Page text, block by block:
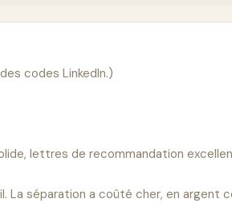
codes LinkedIn.)
lettres de recommandation
La séparation a coûté cher, en argent